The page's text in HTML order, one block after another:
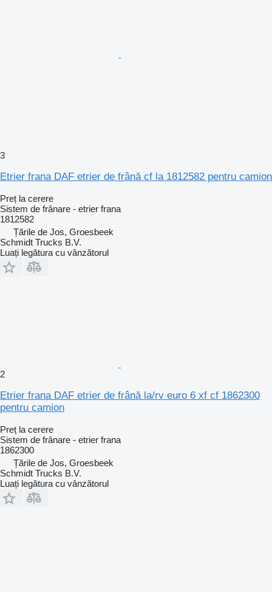
3
Etrier frana DAF etrier de frână cf la 1812582 pentru camion
Preț la cerere
Sistem de frânare - etrier frana
1812582
Țările de Jos, Groesbeek
Schmidt Trucks B.V.
Luați legătura cu vânzătorul
2
Etrier frana DAF etrier de frână la/rv euro 6 xf cf 1862300
pentru camion
Preț la cerere
Sistem de frânare - etrier frana
1862300
Țările de Jos, Groesbeek
Schmidt Trucks B.V.
Luați legătura cu vânzătorul